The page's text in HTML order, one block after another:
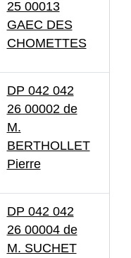
25 00013
GAEC DES
CHOMETTES
DP 042 042
26 00002 de
M.
BERTHOLLET
Pierre
DP 042 042
26 00004 de
M. SUCHET